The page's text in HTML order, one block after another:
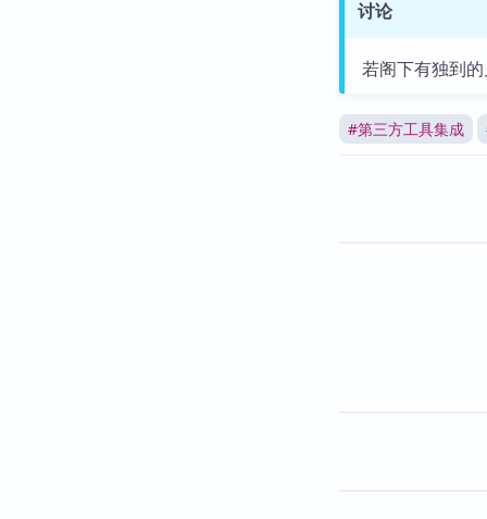
讨论
若阁下有独到
#第三方工具集成